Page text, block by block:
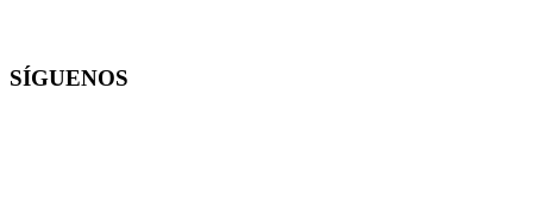
SÍGUENOS